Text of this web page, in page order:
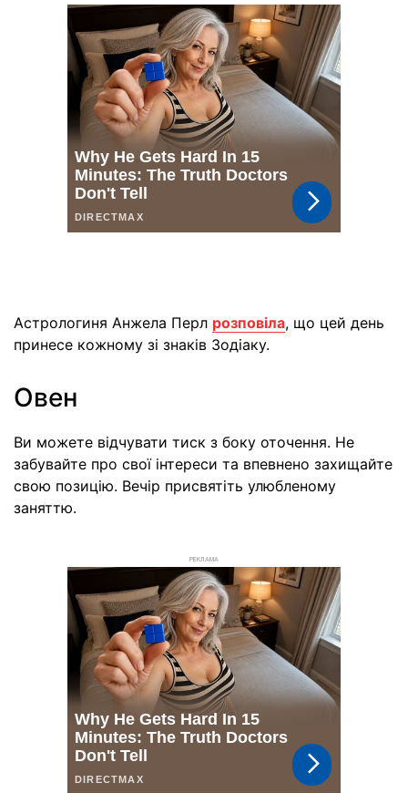
Астрологиня Анжела Перл розповіла, що цей день
принесе кожному зі знаків Зодіаку.
Овен
Ви можете відчувати тиск з боку оточення. Не
забувайте про свої інтереси та впевнено захищайте
свою позицію. Вечір присвятіть улюбленому
заняттю.
РЕКЛАМА